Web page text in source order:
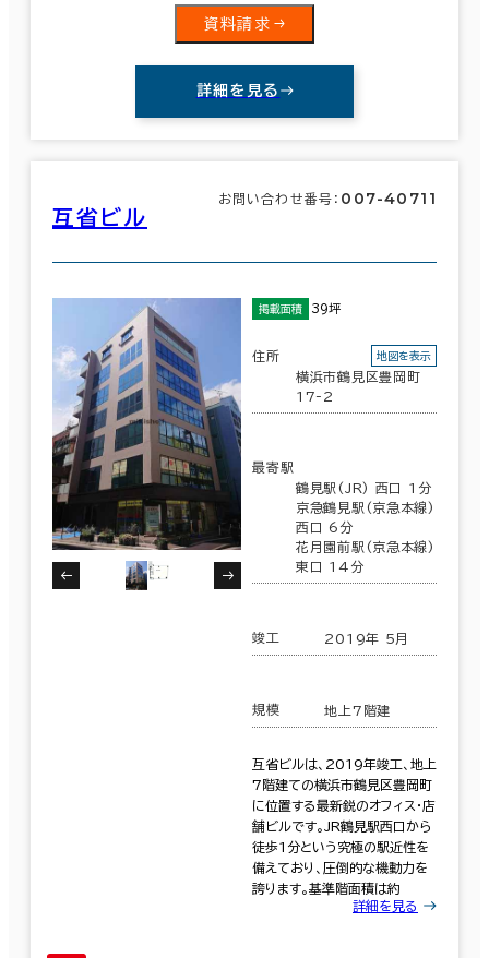
資料請求
詳細を見る
互省ビル
お問い合わせ番号： 007-40711
掲載面積 39坪
住所
横浜市鶴見区豊岡町
17-2
地図を表示
最寄駅
鶴見駅(JR) 西口 1分
京急鶴見駅(京急本線)
西口 6分
花月園前駅(京急本線)
東口 14分
竣工 2019年 5月
規模 地上7階建
互省ビルは、2019年竣工、地上
7階建ての横浜市鶴見区豊岡町
に位置する最新鋭のオフィス・店
舗ビルです。JR鶴見駅西口から
徒歩1分という究極の駅近性を
備えており、圧倒的な機動力を
誇ります。基準階面積は約
詳細を見る
この条件で検索する
2階以上
制震・免震構造
該当数
7室 (5棟)
この条件で検索する